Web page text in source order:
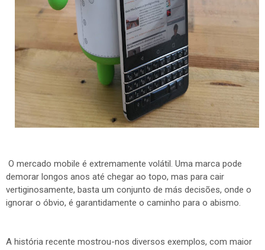
O mercado mobile é extremamente volátil. Uma marca pode
demorar longos anos até chegar ao topo, mas para cair
vertiginosamente, basta um conjunto de más decisões, onde o
ignorar o óbvio, é garantidamente o caminho para o abismo.
A história recente mostrou-nos diversos exemplos, com maior